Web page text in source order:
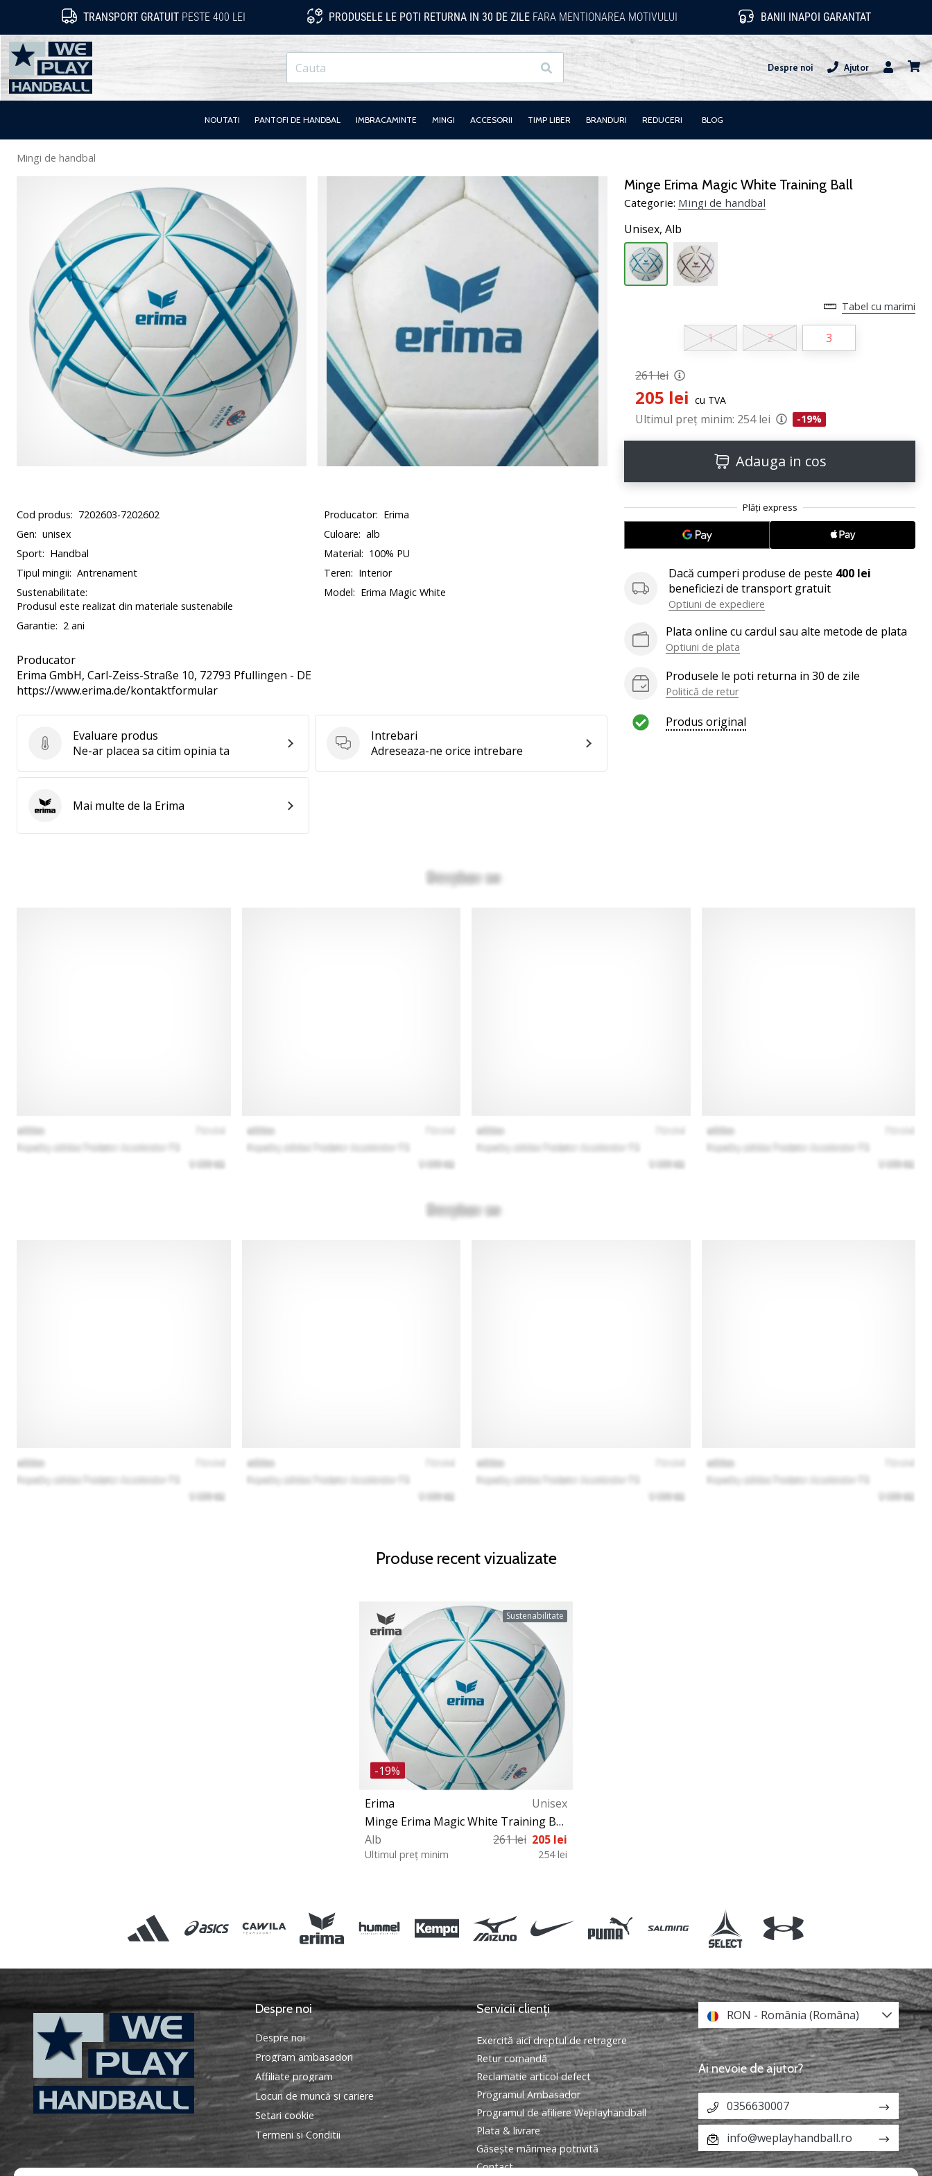
TRANSPORT GRATUITPESTE 400 LEI PRODUSELE LE POTI RETURNA IN 30 DE ZILEFARA MENTIONAREA MOTIVULUI BANII INAPOI GARANTAT
WePlayHandball.ro
Cauta Despre noi
Ajutor
Utilizator
NOUTATI PANTOFI DE HANDBAL IMBRACAMINTE MINGI ACCESORII TIMP LIBER BRANDURI REDUCERI BLOG
Mingi de handbal
Minge Erima Magic White Training Ball
Categorie: Mingi de handbal
Unisex, Alb
Tabel cu marimi
1 2 3
261 lei
205 lei cu TVA
Ultimul preț minim: 254 lei -19%
Adauga in cos
Dacă cumperi produse de peste 400 lei
beneficiezi de transport gratuit
Optiuni de expediere
Plata online cu cardul sau alte metode de plata
Optiuni de plata
Produsele le poti returna in 30 de zile
Politică de retur
Produs original
Cod produs: 7202603-7202602 Producator: Erima
Gen: unisex Culoare: alb
Sport: Handbal Material: 100% PU
Tipul mingii: Antrenament Teren: Interior
Sustenabilitate:
Produsul este realizat din materiale sustenabile
Model: Erima Magic White
Garantie: 2 ani
Producator
Erima GmbH, Carl-Zeiss-Straße 10, 72793 Pfullingen - DE
https://www.erima.de/kontaktformular
Evaluare produs
Evaluare produs
Ne-ar placea sa citim opinia ta
Intrebari
Intrebari
Adreseaza-ne orice intrebare
ErimaMai multe de la Erima
Produse recent vizualizate
Sustenabilitate
-19%
Erima
Unisex
Minge Erima Magic White Training Ball
Alb
261 lei 205 lei
Ultimul preț minim 254 lei
WePlayHandball.ro
Despre noi
Despre noi
Program ambasadori
Affiliate program
Locuri de muncă și cariere
Setari cookie
Termeni si Conditii
Servicii clienți
Exercită aici dreptul de retragere
Retur comandă
Reclamatie articol defect
Programul Ambasador
Programul de afiliere Weplayhandball
Plata & livrare
Găseşte mărimea potrivită
Contact
RON - România (Româna)
Ai nevoie de ajutor?
0356630007
info@weplayhandball.ro